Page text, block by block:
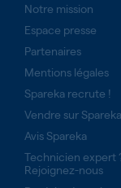
Notre mission
Espace presse
Partenaires
Mentions légales
Spareka recrute !
Vendre sur Spareka
Avis Spareka
Technicien expert
Rejoignez-nous